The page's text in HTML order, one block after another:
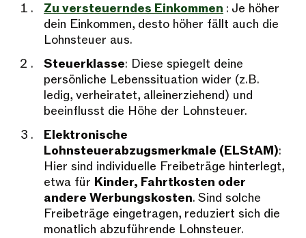
Zu versteuerndes Einkommen : Je höher
dein Einkommen, desto höher fällt auch die
Lohnsteuer aus.
Steuerklasse: Diese spiegelt deine
persönliche Lebenssituation wider (z.B.
ledig, verheiratet, alleinerziehend) und
beeinflusst die Höhe der Lohnsteuer.
Elektronische
Lohnsteuerabzugsmerkmale (ELStAM):
Hier sind individuelle Freibeträge hinterlegt,
etwa für Kinder, Fahrtkosten oder
andere Werbungskosten. Sind solche
Freibeträge eingetragen, reduziert sich die
monatlich abzuführende Lohnsteuer.